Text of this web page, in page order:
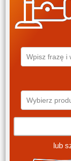
Wpisz frazę i
Wybierz
lub